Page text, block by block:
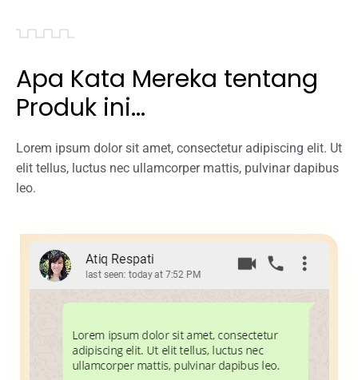
Apa Kata Mereka tentang
Produk ini...
Lorem ipsum dolor sit amet, consectetur adipiscing elit. Ut
elit tellus, luctus nec ullamcorper mattis, pulvinar dapibus
leo.